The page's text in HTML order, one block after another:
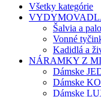
Všetky kategórie
Šalvia a
Vonné
Kadidlá a
NÁRAMKY Z
Dámske
Dámske
Dámske